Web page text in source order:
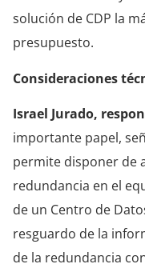
solución de CDP la
presupuesto.
Consideraciones
Israel Jurado,
importante papel,
permite disponer de
redundancia en el
de un Centro de
resguardo de la
de la redundancia